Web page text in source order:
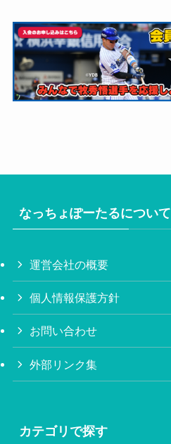
なっちょぽーたるについて
運営会社の概要
個人情報保護方針
お問い合わせ
外部リンク集
カテゴリで探す